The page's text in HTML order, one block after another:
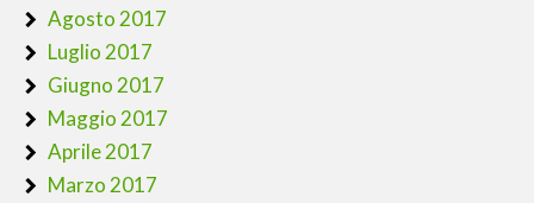
Agosto 2017
Luglio 2017
Giugno 2017
Maggio 2017
Aprile 2017
Marzo 2017